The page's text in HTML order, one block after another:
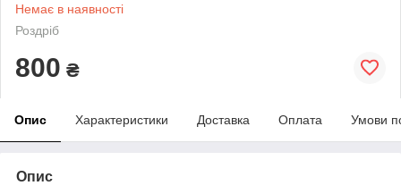
Немає в наявності
Роздріб
800 ₴
Опис Характеристики Доставка Оплата Умови
Опис